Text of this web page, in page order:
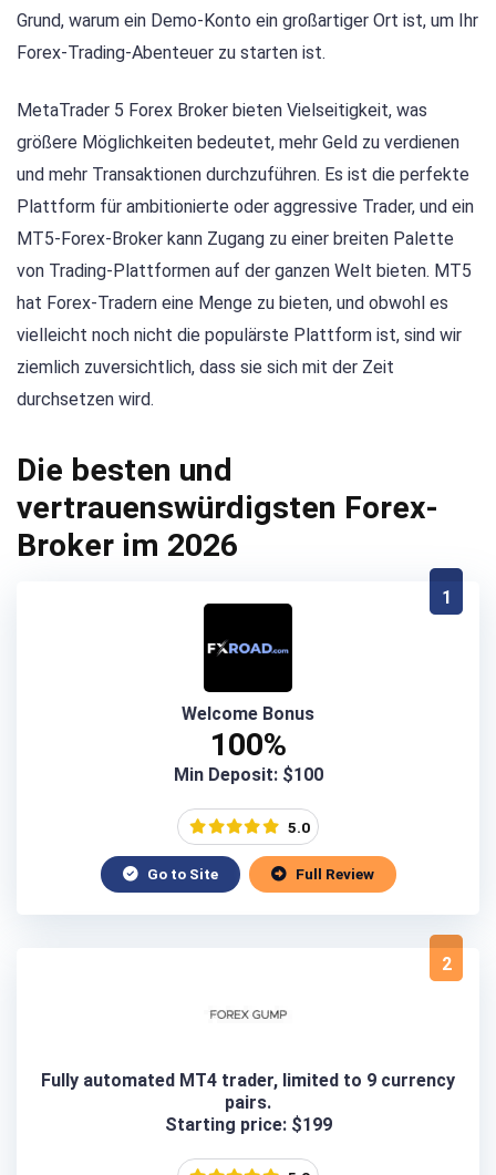
Grund, warum ein Demo-Konto ein großartiger Ort ist, um Ihr
Forex-Trading-Abenteuer zu starten ist.
MetaTrader 5 Forex Broker bieten Vielseitigkeit, was
größere Möglichkeiten bedeutet, mehr Geld zu verdienen
und mehr Transaktionen durchzuführen. Es ist die perfekte
Plattform für ambitionierte oder aggressive Trader, und ein
MT5-Forex-Broker kann Zugang zu einer breiten Palette
von Trading-Plattformen auf der ganzen Welt bieten. MT5
hat Forex-Tradern eine Menge zu bieten, und obwohl es
vielleicht noch nicht die populärste Plattform ist, sind wir
ziemlich zuversichtlich, dass sie sich mit der Zeit
durchsetzen wird.
Die besten und
vertrauenswürdigsten Forex-
Broker im 2026
1
Welcome Bonus
100%
Min Deposit: $100
5.0
Go to Site Full Review
2
Fully automated MT4 trader, limited to 9 currency
pairs.
Starting price: $199